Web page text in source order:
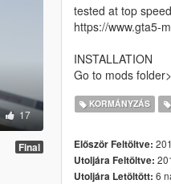
17
Final
tested at top
https://www.gta5-
INSTALLATION
Go to mods
KORMÁNYZÁS
Először Feltöltve:
Utoljára Feltöltve:
Utoljára Letöltött: 6